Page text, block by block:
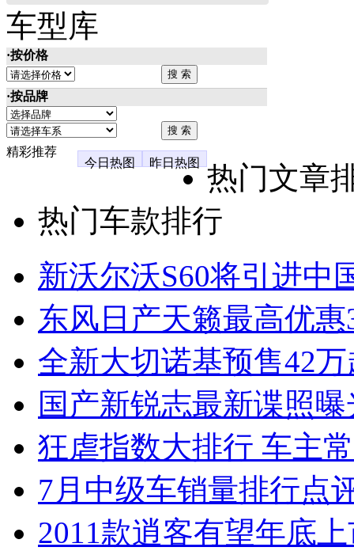
车型库
·按价格
·按品牌
精彩推荐
今日热图
昨日热图
热门文章
热门车款排行
新沃尔沃S60将引进中
东风日产天籁最高优
全新大切诺基预售42
国产新锐志最新谍照
狂虐指数大排行 车主
7月中级车销量排行点
2011款逍客有望年底